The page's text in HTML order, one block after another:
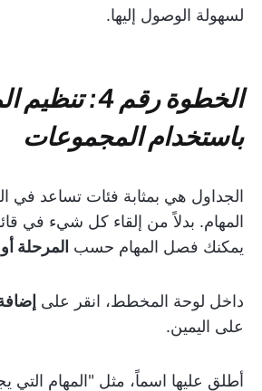
لسهولة الوصول إليها.
الخطوة رقم 4:
باستخدام المجموعات
الجداول هي بمثابة فئات تساعد في
المهام. بدلاً من إلقاء كل شيء في
يمكنك فصل المهام حسب المرحلة
داخل لوحة المخطط، انقر على
على اليمين.
أطلق عليها اسماً، مثل "المهام التي